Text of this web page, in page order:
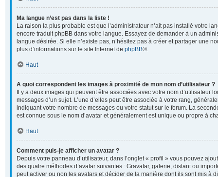
Ma langue n’est pas dans la liste !
La raison la plus probable est que l’administrateur n’ait pas installé votre
encore traduit phpBB dans votre langue. Essayez de demander à un
langue désirée. Si elle n’existe pas, n’hésitez pas à créer et partager une
plus d’informations sur le site Internet de phpBB®.
Haut
A quoi correspondent les images à proximité de mon nom d’utilisateur ?
Il y a deux images qui peuvent être associées avec votre nom d’utilisateur
messages d’un sujet. L’une d’elles peut être associée à votre rang,
indiquant votre nombre de messages ou votre statut sur le forum. La
est connue sous le nom d’avatar et généralement est unique ou propre à
Haut
Comment puis-je afficher un avatar ?
Depuis votre panneau d’utilisateur, dans l’onglet « profil » vous pouvez
des quatre méthodes d’avatar suivantes : Gravatar, galerie, distant ou
peut activer ou non les avatars et décider de la manière dont ils sont mis à